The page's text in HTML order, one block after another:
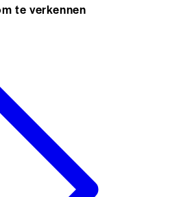
te verkennen